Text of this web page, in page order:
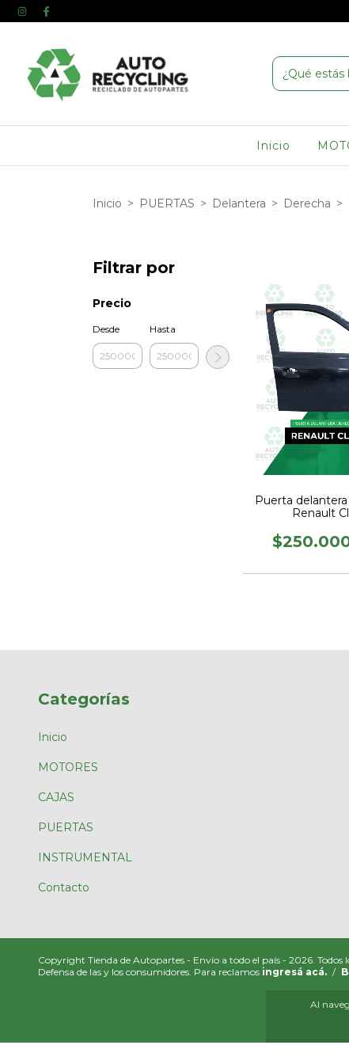
Inicio
Al
Inicio > PUERTAS > Delantera > Derecha >
Filtrar por
Precio
Desde Hasta
Puerta
Renault
Categorías
Inicio
MOTORES
CAJAS
PUERTAS
INSTRUMENTAL
Contacto
Copyright Tienda de Autopartes - Envío a todo el país - 2026. Todos
Defensa de las y los consumidores. Para reclamos ingresá acá. /